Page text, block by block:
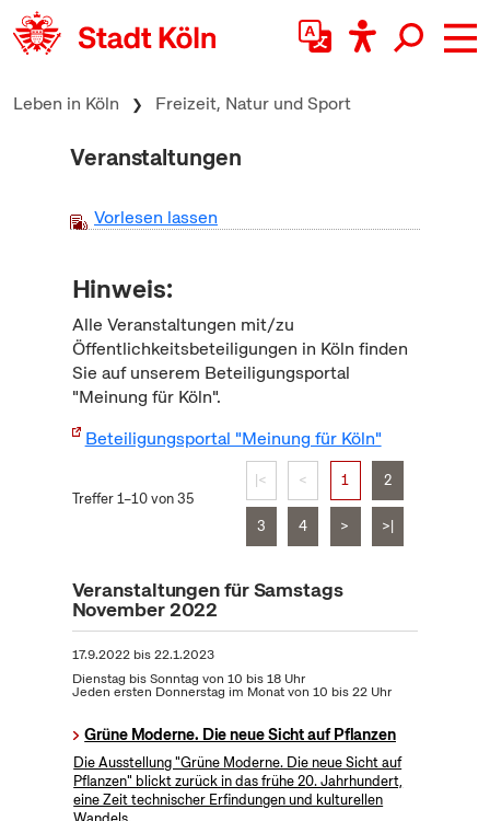
zum Inhalt springen
Leben in Köln Freizeit, Natur und Sport
Veranstaltungen
Vorlesen lassen
Hinweis:
Alle Veranstaltungen mit/zu
Öffentlichkeitsbeteiligungen in Köln finden
Sie auf unserem Beteiligungsportal
"Meinung für Köln".
Beteiligungsportal "Meinung für Köln"
Treffer 1–10 von 35
|< < 1 2
3 4 > >|
Veranstaltungen für Samstags
November 2022
17.9.2022bis22.1.2023
Dienstag bis Sonntag von 10 bis 18 Uhr
Jeden ersten Donnerstag im Monat von 10 bis 22 Uhr
Grüne Moderne. Die neue Sicht auf Pflanzen
Die Ausstellung "Grüne Moderne. Die neue Sicht auf
Pflanzen" blickt zurück in das frühe 20. Jahrhundert,
eine Zeit technischer Erfindungen und kulturellen